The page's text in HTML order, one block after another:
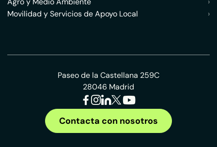
Movilidad y Servicios de Apoyo Local
›
Paseo de la Castellana 259C
28046 Madrid
Contacta con nosotros